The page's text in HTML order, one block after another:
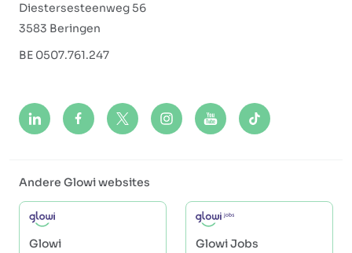
Diestersesteenweg 56
3583 Beringen
BE 0507.761.247
Andere Glowi websites
Glowi
Glowi Jobs